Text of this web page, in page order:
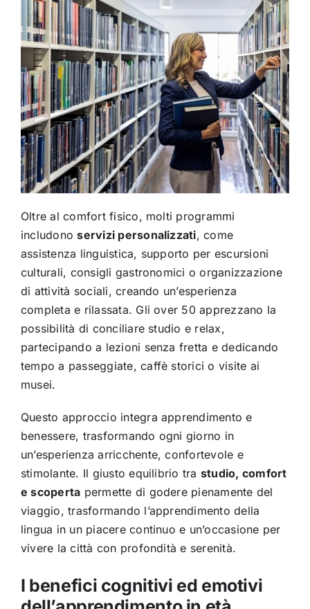
Oltre al comfort fisico, molti programmi
includonoservizi personalizzati, come
assistenza linguistica, supporto per escursioni
culturali, consigli gastronomici o organizzazione
di attività sociali, creando un’esperienza
completa e rilassata. Gli over 50 apprezzano la
possibilità di conciliare studio e relax,
partecipando a lezioni senza fretta e dedicando
tempo a passeggiate, caffè storici o visite ai
musei.
Questo approccio integra apprendimento e
benessere, trasformando ogni giorno in
un’esperienza arricchente, confortevole e
stimolante. Il giusto equilibrio tra studio, comfort
e scoperta permette di godere pienamente del
viaggio, trasformando l’apprendimento della
lingua in un piacere continuo e un’occasione per
vivere la città con profondità e serenità.
I benefici cognitivi ed emotivi